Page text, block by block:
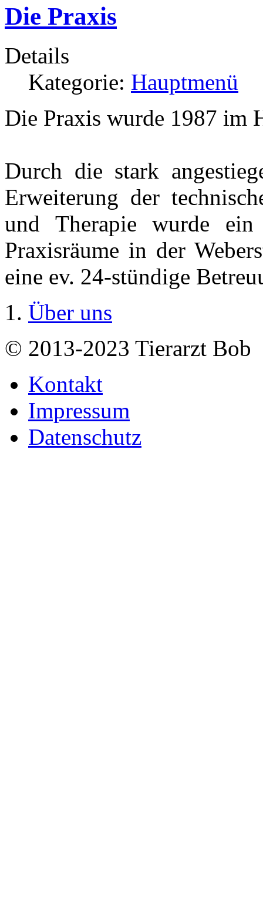
Die Praxis
Details
Kategorie: Hauptmenü
Die Praxis wurde 1987 im
Durch die stark
Erweiterung der
und Therapie wurde
Praxisräume in der
eine ev. 24-stündige
Über uns
© 2013-2023 Tierarzt Bob
Kontakt
Impressum
Datenschutz